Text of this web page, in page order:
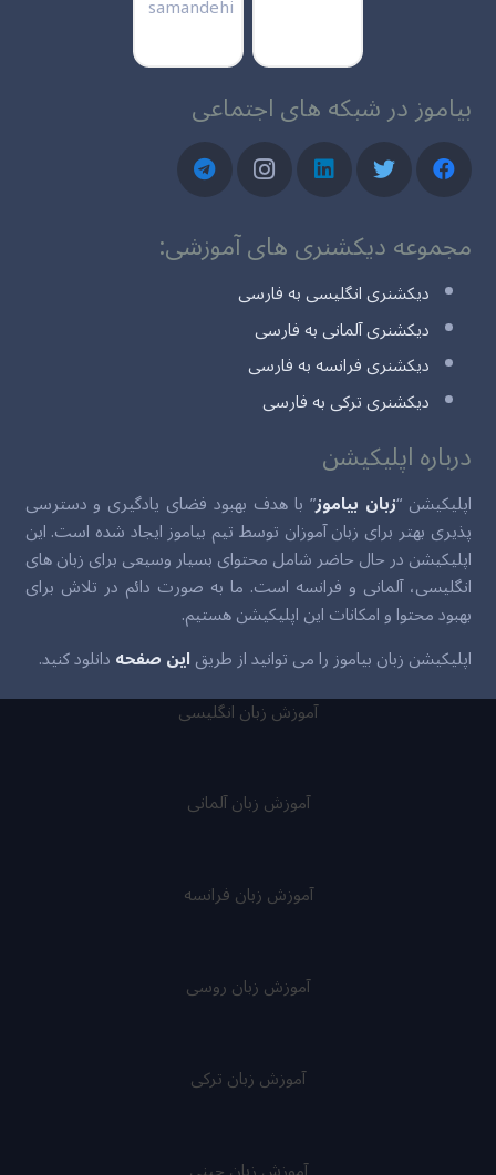
بیاموز در شبکه های اجتماعی
مجموعه دیکشنری های آموزشی:
دیکشنری انگلیسی به فارسی
دیکشنری آلمانی به فارسی
دیکشنری فرانسه به فارسی
دیکشنری ترکی به فارسی
درباره اپلیکیشن
اپلیکیشن “زبان بیاموز” با هدف بهبود فضای یادگیری و دسترسی
پذیری بهتر برای زبان آموزان توسط تیم بیاموز ایجاد شده است. این
اپلیکیشن در حال حاضر شامل محتوای بسیار وسیعی برای زبان های
انگلیسی، آلمانی و فرانسه است. ما به صورت دائم در تلاش برای
بهبود محتوا و امکانات این اپلیکیشن هستیم.
اپلیکیشن زبان بیاموز را می توانید از طریقاین صفحهدانلود کنید.
آموزش زبان انگلیسی
آموزش زبان آلمانی
آموزش زبان فرانسه
آموزش زبان روسی
آموزش زبان ترکی